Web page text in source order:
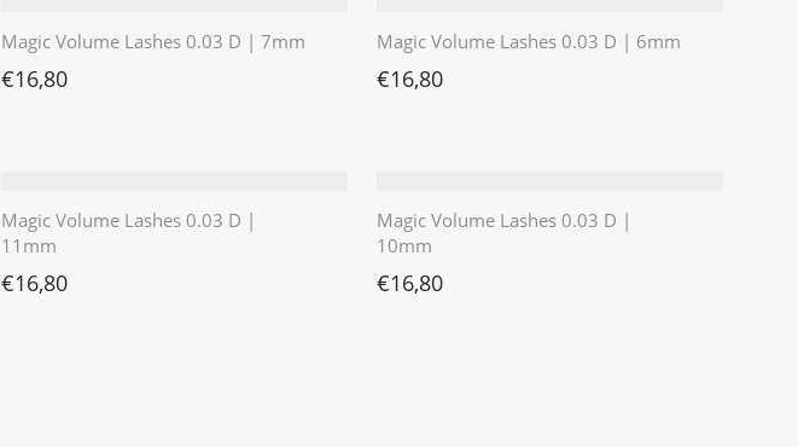
Magic Volume Lashes 0.03 D | 7mm
€16,80
Magic Volume Lashes 0.03 D | 6mm
€16,80
Magic Volume Lashes 0.03 D |
11mm
€16,80
Magic Volume Lashes 0.03 D |
10mm
€16,80